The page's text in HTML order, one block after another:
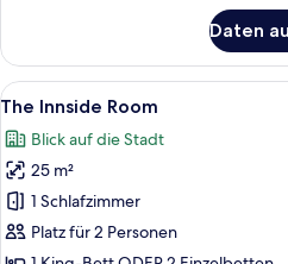
Daten
Alle
Fotos
für
The
Innside
Room
anzeigen
4
The Innside Room
Blick auf die Stadt
25 m²
1 Schlafzimmer
Platz für 2 Personen